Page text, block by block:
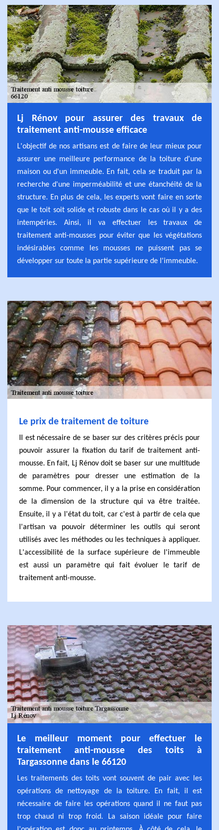
Lj Rénov pour assurer des travaux de
traitement anti-mousse efficace
L'objectif de nos artisans est de faire de leur mieux pour
assurer une meilleure performance de la toiture d'une
maison ou d'un immeuble. En fait, cela se traduit par la
recherche d'une imperméabilité et une étanchéité de la
structure. En plus de cela, les experts vont faire en sorte
que le toit soit solide et robuste dans le cas où il y a des
intempéries. Ainsi, il va effectuer les travaux de
traitement anti-mousses pour éviter que les végétations
indésirables comme les mousses ne puissent pas se
développer sur toute la partie supérieure de l'immeuble.
Le prix de traitement de toiture
Il est nécessaire de se baser sur des critères précis pour
pouvoir assurer la fixation du tarif de traitement anti-
mousse. En fait, Lj Rénov doit se baser sur une multitude
de paramètres pour dresser une estimation de la
somme. Pour commencer, il y a la prise en considération
de la dimension de la structure qui va être traitée.
Ensuite, il y a l'état du toit, car c'est à partir de cela que
l'artisan va pouvoir déterminer les outils qui seront
utilisés avec les méthodes ou les techniques à appliquer.
L'accessibilité de la surface supérieure de l'immeuble
est aussi un paramètre qui fait évoluer le tarif de
traitement anti-mousse.
Le meilleur moment pour effectuer le
traitement anti-mousse des toits à
Targassonne dans le 66120
Les traitements des toits vont souvent de pair avec les
opérations de nettoyage de la toiture. En fait, il est
nécessaire de faire les opérations quand il ne faut pas
trop chaud ni trop froid. La saison idéale pour faire